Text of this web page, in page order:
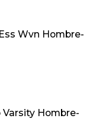
Wvn Hombre-
Varsity Hombre-